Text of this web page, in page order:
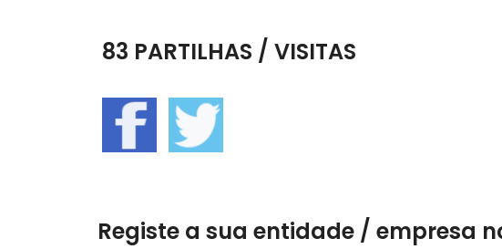
83 PARTILHAS / VISITAS
Registe a sua entidade / empresa